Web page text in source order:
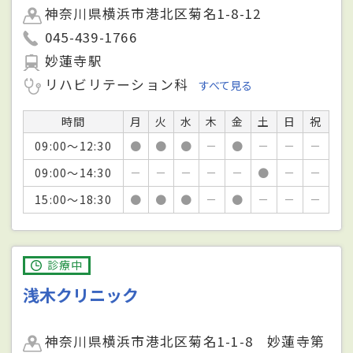
神奈川県横浜市港北区菊名1-8-12
045-439-1766
妙蓮寺駅
リハビリテーション科
すべて見る
時間 月 火 水 木 金 土 日
祝
09:00～12:30
● ● ● － ● － －
－
09:00～14:30
－ － － － － ● －
－
15:00～18:30
● ● ● － ● － － －
診療中
浅木クリニック
神奈川県横浜市港北区菊名1-1-8 妙蓮寺第